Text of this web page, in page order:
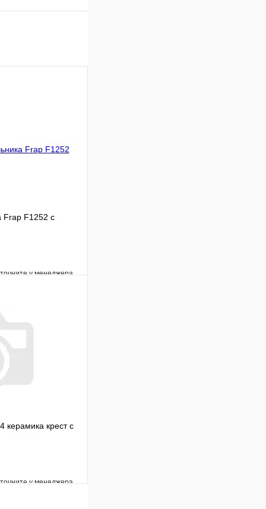
Frap F1252 с
у менеджера
корзину
крест с
у менеджера